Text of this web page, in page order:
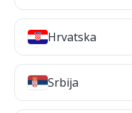
Hrvatska
Srbija